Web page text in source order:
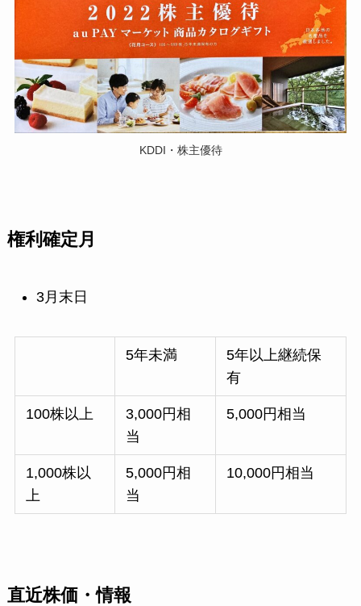
KDDI・株主優待
権利確定月
3月末日
5年未満
5年以上継続保
有
100株以上
3,000円相
当
5,000円相当
1,000株以
上
5,000円相
当
10,000円相当
直近株価・情報